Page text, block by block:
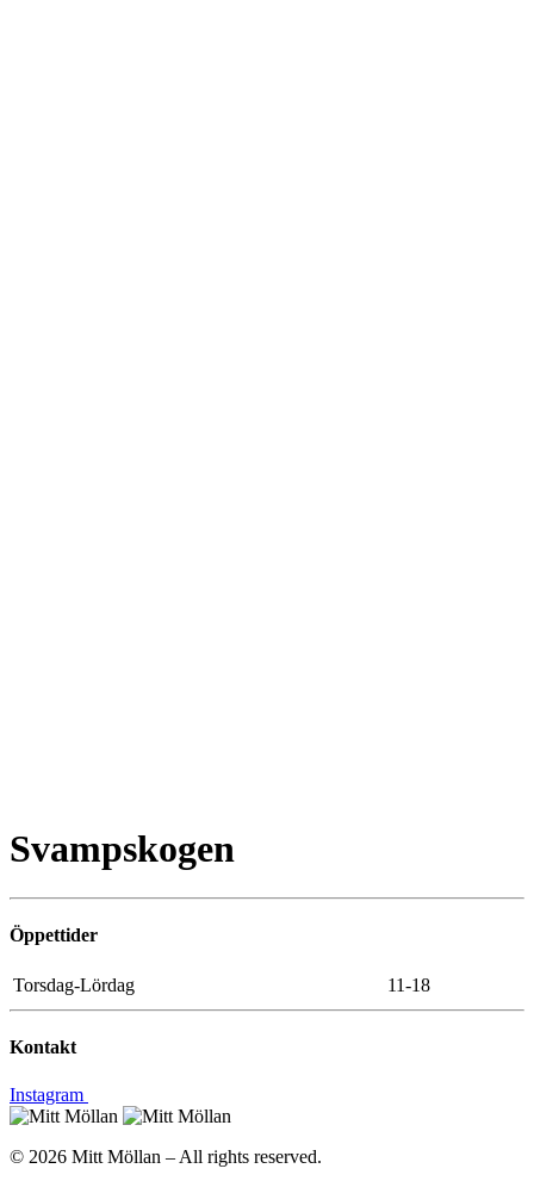
Svampskogen
Öppettider
Torsdag-Lördag 11-18
Kontakt
Instagram
© 2026 Mitt Möllan – All rights reserved.